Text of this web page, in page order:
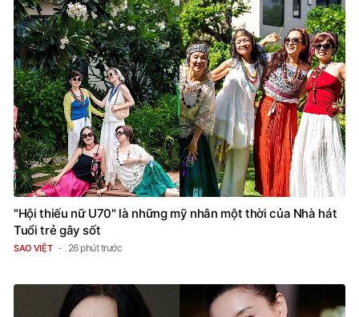
"Hội thiếu nữ U70" là những mỹ nhân một thời của Nhà hát
Tuổi trẻ gây sốt
SAO VIỆT 26 phút trước